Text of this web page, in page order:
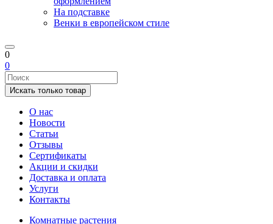
На подставке
Венки в европейском стиле
0
0
Искать только товар
О нас
Новости
Статьи
Отзывы
Сертификаты
Акции и скидки
Доставка и оплата
Услуги
Контакты
Комнатные растения